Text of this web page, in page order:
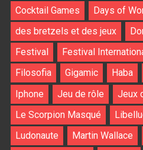
Cocktail Games
Days of
des bretzels et des jeux
Festival
Festival
Filosofia
Gigamic Haba
Iphone
Jeu de rôle Jeux
Le Scorpion Masqué
Ludonaute
Martin Wallace